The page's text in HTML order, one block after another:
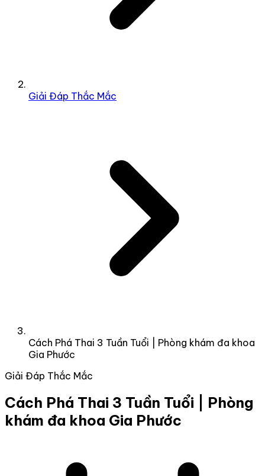
Giải Đáp Thắc Mắc
Cách Phá Thai 3 Tuần Tuổi | Phòng khám đa khoa
Gia Phước
Giải Đáp Thắc Mắc
Cách Phá Thai 3 Tuần Tuổi | Phòng
khám đa khoa Gia Phước